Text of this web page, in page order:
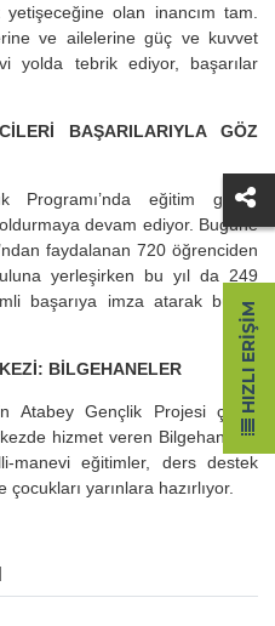
olan inancım tam.
ve ailelerine güç ve kuvvet
yolda tebrik ediyor, başarılar
BAŞARILARIYLA GÖZ
Programı’nda eğitim gören
devam ediyor. Bugüne
faydalanan 720 öğrenciden
yerleşirken bu yıl da 249
başarıya imza atarak büyük
BİLGEHANELER
Atabey Gençlik Projesi çatısı
hizmet veren Bilgehaneler,
manevi eğitimler, ders destek
yarınlara hazırlıyor.
HIZLI ERIŞIM